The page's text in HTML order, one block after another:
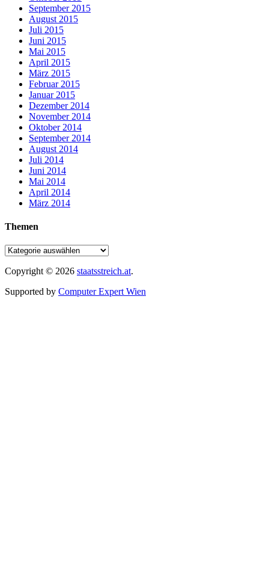
September 2015
August 2015
Juli 2015
Juni 2015
Mai 2015
April 2015
März 2015
Februar 2015
Januar 2015
Dezember 2014
November 2014
Oktober 2014
September 2014
August 2014
Juli 2014
Juni 2014
Mai 2014
April 2014
März 2014
Themen
Copyright © 2026 staatsstreich.at.
Supported by Computer Expert Wien